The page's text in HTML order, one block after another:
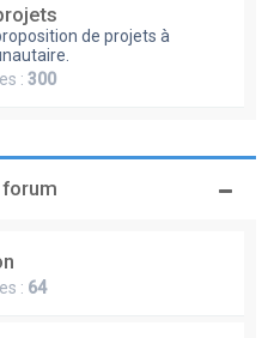
de projets à
: 300
: 64